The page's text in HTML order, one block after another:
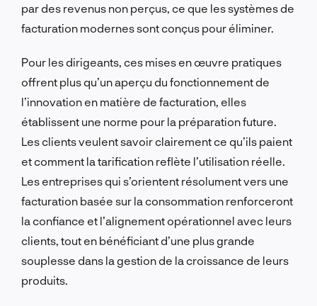
par des revenus non perçus, ce que les systèmes de
facturation modernes sont conçus pour éliminer.
Pour les dirigeants, ces mises en œuvre pratiques
offrent plus qu’un aperçu du fonctionnement de
l’innovation en matière de facturation, elles
établissent une norme pour la préparation future.
Les clients veulent savoir clairement ce qu’ils paient
et comment la tarification reflète l’utilisation réelle.
Les entreprises qui s’orientent résolument vers une
facturation basée sur la consommation renforceront
la confiance et l’alignement opérationnel avec leurs
clients, tout en bénéficiant d’une plus grande
souplesse dans la gestion de la croissance de leurs
produits.